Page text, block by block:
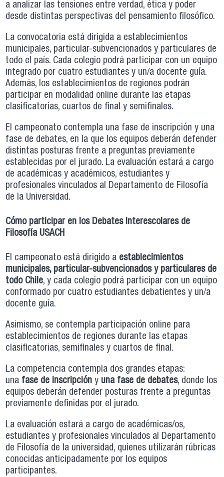
a analizar las tensiones entre verdad, ética y poder
desde distintas perspectivas del pensamiento filosófico.
La convocatoria está dirigida a establecimientos
municipales, particular-subvencionados y particulares de
todo el país. Cada colegio podrá participar con un equipo
integrado por cuatro estudiantes y un/a docente guía.
Además, los establecimientos de regiones podrán
participar en modalidad online durante las etapas
clasificatorias, cuartos de final y semifinales.
El campeonato contempla una fase de inscripción y una
fase de debates, en la que los equipos deberán defender
distintas posturas frente a preguntas previamente
establecidas por el jurado. La evaluación estará a cargo
de académicas y académicos, estudiantes y
profesionales vinculados al Departamento de Filosofía
de la Universidad.
Cómo participar en los Debates Interescolares de
Filosofía USACH
El campeonato está dirigido a establecimientos
municipales, particular-subvencionados y particulares de
todo Chile, y cada colegio podrá participar con un equipo
conformado por cuatro estudiantes debatientes y un/a
docente guía.
Asimismo, se contempla participación online para
establecimientos de regiones durante las etapas
clasificatorias, semifinales y cuartos de final.
La competencia contempla dos grandes etapas:
una fase de inscripción y una fase de debates, donde los
equipos deberán defender posturas frente a preguntas
previamente definidas por el jurado.
La evaluación estará a cargo de académicas/os,
estudiantes y profesionales vinculados al Departamento
de Filosofía de la universidad, quienes utilizarán rúbricas
conocidas anticipadamente por los equipos
participantes.